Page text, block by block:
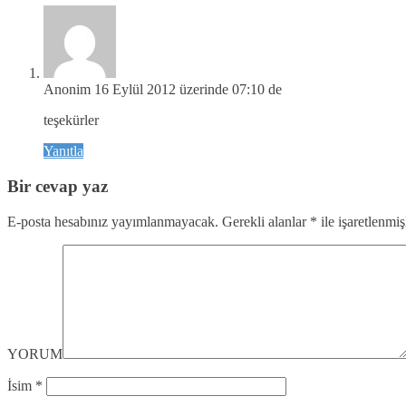
Anonim 16 Eylül 2012 üzerinde 07:10 de
teşekürler
Yanıtla
Bir cevap yaz
E-posta hesabınız yayımlanmayacak. Gerekli alanlar * ile
YORUM
İsim *